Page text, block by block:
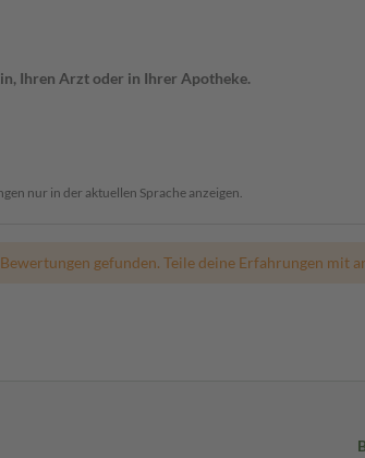
Ihren Arzt oder in Ihrer Apotheke.
nur in der aktuellen Sprache anzeigen.
gefunden. Teile deine Erfahrungen mit